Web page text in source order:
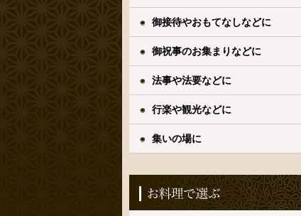
御接待やおもてなしなどに
御祝事のお集まりなどに
法事や法要などに
行楽や観光などに
集いの場に